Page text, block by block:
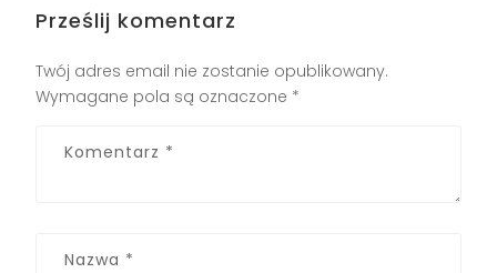
Prześlij komentarz
Twój adres email nie zostanie opublikowany.
Wymagane pola są oznaczone *